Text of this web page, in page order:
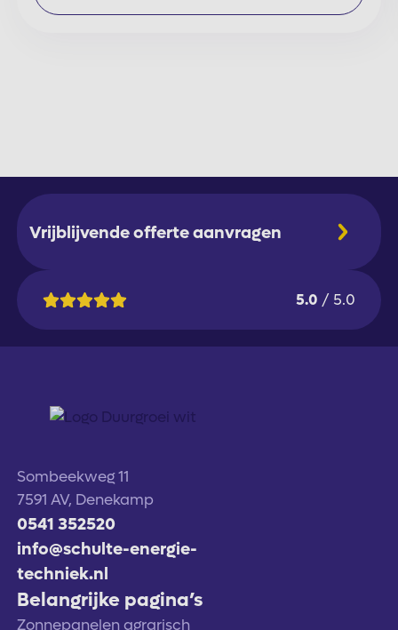
5.0 / 5.0
Vrijblijvende offerte aanvragen
Sombeekweg 11
7591 AV, Denekamp
0541 352520
info@schulte-energie-
techniek.nl
Belangrijke pagina’s
Zonnepanelen agrarisch